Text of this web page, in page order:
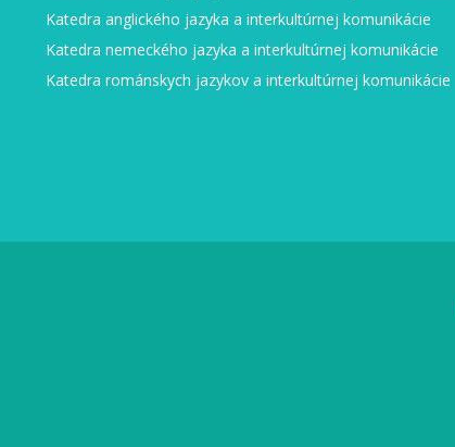
Katedra anglického jazyka a interkultúrnej komunikácie
Katedra nemeckého jazyka a interkultúrnej komunikácie
Katedra románskych jazykov a interkultúrnej komunikácie